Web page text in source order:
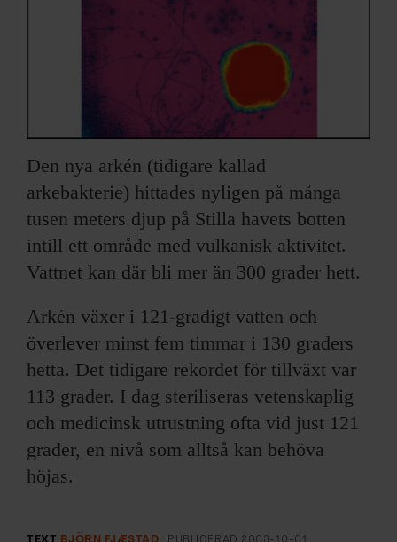
ANNONSERA I F&F
OM F&F
Den nya arkén (tidigare kallad
arkebakterie) hittades nyligen på många
tusen meters djup på Stilla havets botten
intill ett område med vulkanisk aktivitet.
Vattnet kan där bli mer än 300 grader hett.
Arkén växer i 121-gradigt vatten och
överlever minst fem timmar i 130 graders
hetta. Det tidigare rekordet för tillväxt var
113 grader. I dag steriliseras vetenskaplig
och medicinsk utrustning ofta vid just 121
grader, en nivå som alltså kan behöva
höjas.